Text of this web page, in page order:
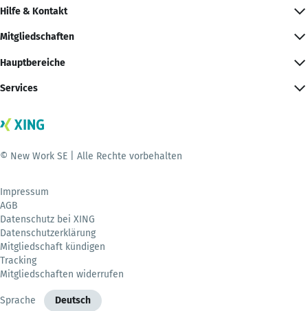
Hilfe & Kontakt
Mitgliedschaften
Hauptbereiche
Services
© New Work SE | Alle Rechte vorbehalten
Impressum
AGB
Datenschutz bei XING
Datenschutzerklärung
Mitgliedschaft kündigen
Tracking
Mitgliedschaften widerrufen
Sprache Deutsch